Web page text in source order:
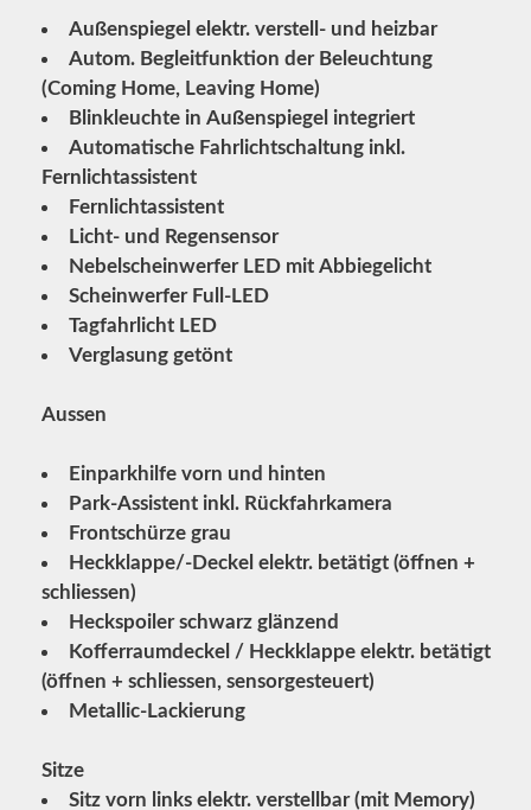
Außenspiegel elektr. verstell- und heizbar
Autom. Begleitfunktion der Beleuchtung
(Coming Home, Leaving Home)
Blinkleuchte in Außenspiegel integriert
Automatische Fahrlichtschaltung inkl.
Fernlichtassistent
Fernlichtassistent
Licht- und Regensensor
Nebelscheinwerfer LED mit Abbiegelicht
Scheinwerfer Full-LED
Tagfahrlicht LED
Verglasung getönt
Aussen
Einparkhilfe vorn und hinten
Park-Assistent inkl. Rückfahrkamera
Frontschürze grau
Heckklappe/-Deckel elektr. betätigt (öffnen +
schliessen)
Heckspoiler schwarz glänzend
Kofferraumdeckel / Heckklappe elektr. betätigt
(öffnen + schliessen, sensorgesteuert)
Metallic-Lackierung
Sitze
Sitz vorn links elektr. verstellbar (mit Memory)